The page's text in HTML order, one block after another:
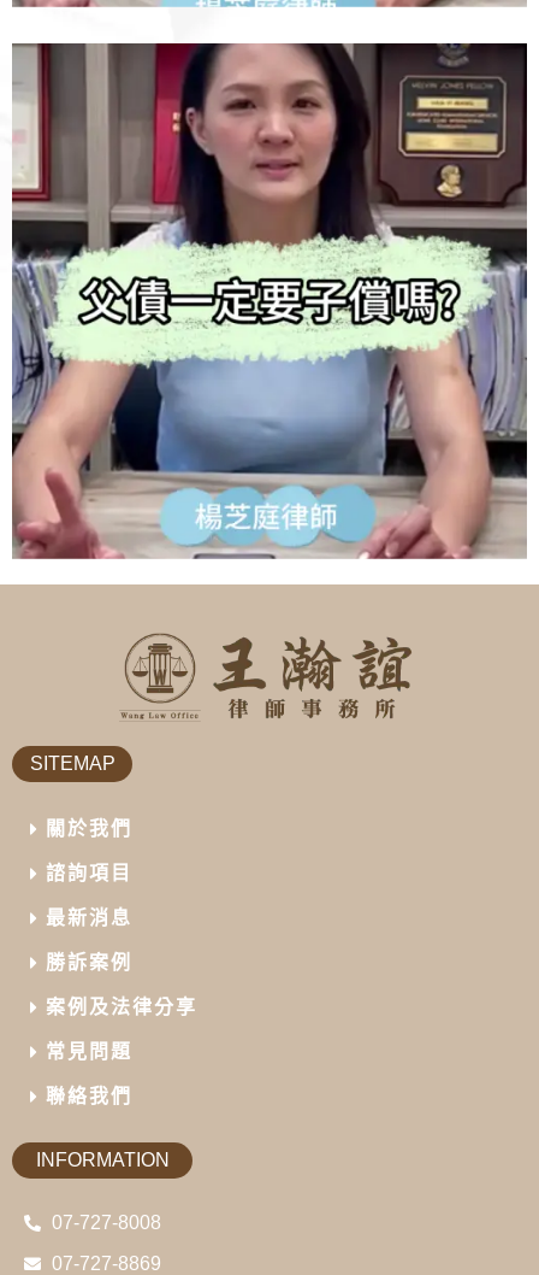
SITEMAP
關於我們
諮詢項目
最新消息
勝訴案例
案例及法律分享
常見問題
聯絡我們
INFORMATION
07-727-8008
07-727-8869